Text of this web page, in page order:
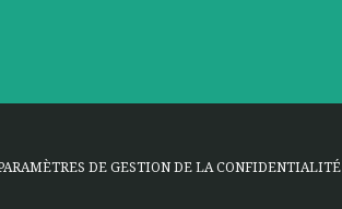
DE GESTION DE LA CONFIDENTIALITÉ